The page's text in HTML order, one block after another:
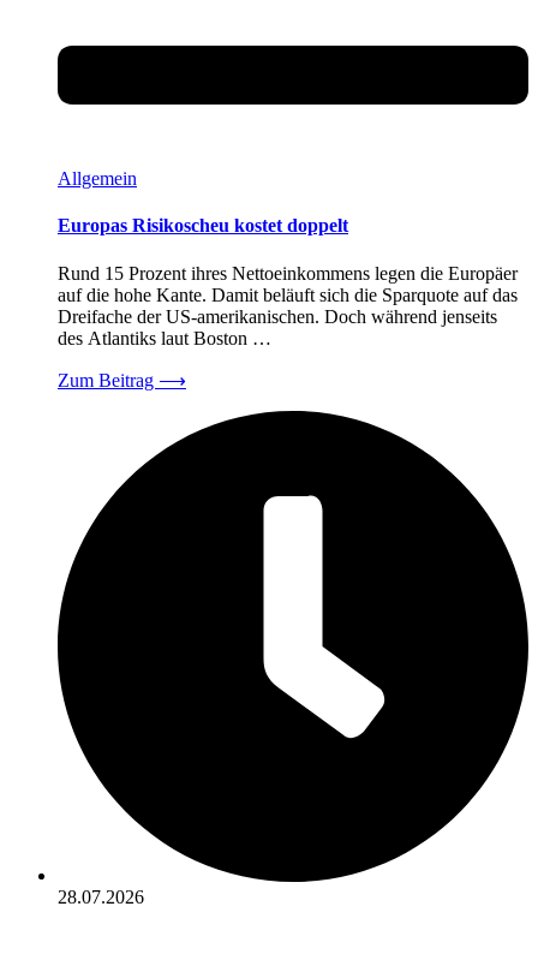
Allgemein
Europas Risikoscheu kostet doppelt
Rund 15 Prozent ihres Nettoeinkommens legen die Europäer
auf die hohe Kante. Damit beläuft sich die Sparquote auf das
Dreifache der US-amerikanischen. Doch während jenseits
des Atlantiks laut Boston …
Zum Beitrag ⟶
28.07.2026